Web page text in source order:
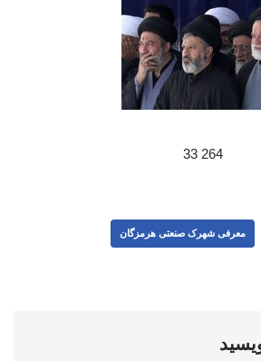
264 33
معرفی شهرک صنعتی هرمزگان